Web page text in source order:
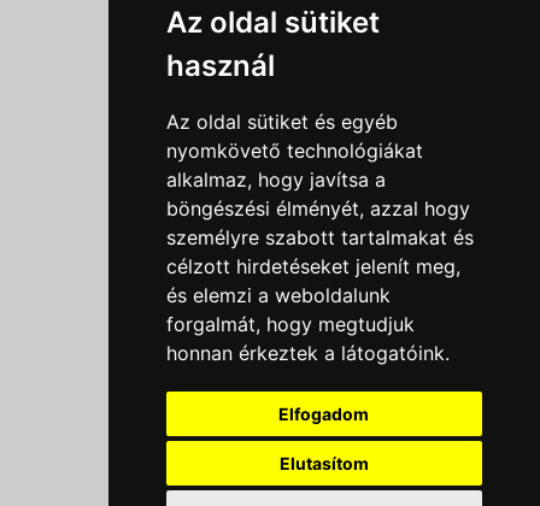
Az oldal sütiket
használ
Az oldal sütiket és egyéb
nyomkövető technológiákat
alkalmaz, hogy javítsa a
böngészési élményét, azzal hogy
személyre szabott tartalmakat és
célzott hirdetéseket jelenít meg,
és elemzi a weboldalunk
forgalmát, hogy megtudjuk
honnan érkeztek a látogatóink.
Elfogadom
Elutasítom
Információk
Általános szerződési feltételek
Impresszum
Nyereményjáték szabály
Outlet nap nyereményjáték szabályzat
Süti beállítások
Menü
Ajánlatkérés
Szakmai tippek / Újdonságok
Kapcsolat
Letölthető katalógusok
Rólunk
Szállítás